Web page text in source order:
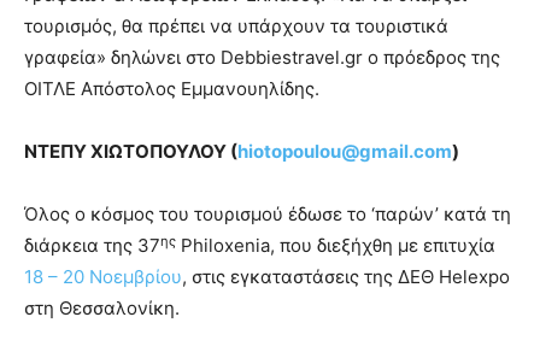
τουρισμός, θα πρέπει να υπάρχουν τα τουριστικά
γραφεία» δηλώνει στο Debbiestravel.gr ο πρόεδρος της
ΟΙΤΛΕ Απόστολος Εμμανουηλίδης.
ΝΤΕΠΥ ΧΙΩΤΟΠΟΥΛΟΥ (hiotopoulou@gmail.com)
Όλος ο κόσμος του τουρισμού έδωσε το ‘παρών’ κατά τη
διάρκεια της 37ης Philoxenia, που διεξήχθη με επιτυχία
18 – 20 Νοεμβρίου, στις εγκαταστάσεις της ΔΕΘ Helexpo
στη Θεσσαλονίκη.